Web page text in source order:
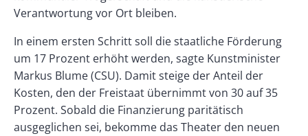
Verantwortung vor Ort bleiben.
In einem ersten Schritt soll die staatliche Förderung
um 17 Prozent erhöht werden, sagte Kunstminister
Markus Blume (CSU). Damit steige der Anteil der
Kosten, den der Freistaat übernimmt von 30 auf 35
Prozent. Sobald die Finanzierung paritätisch
ausgeglichen sei, bekomme das Theater den neuen